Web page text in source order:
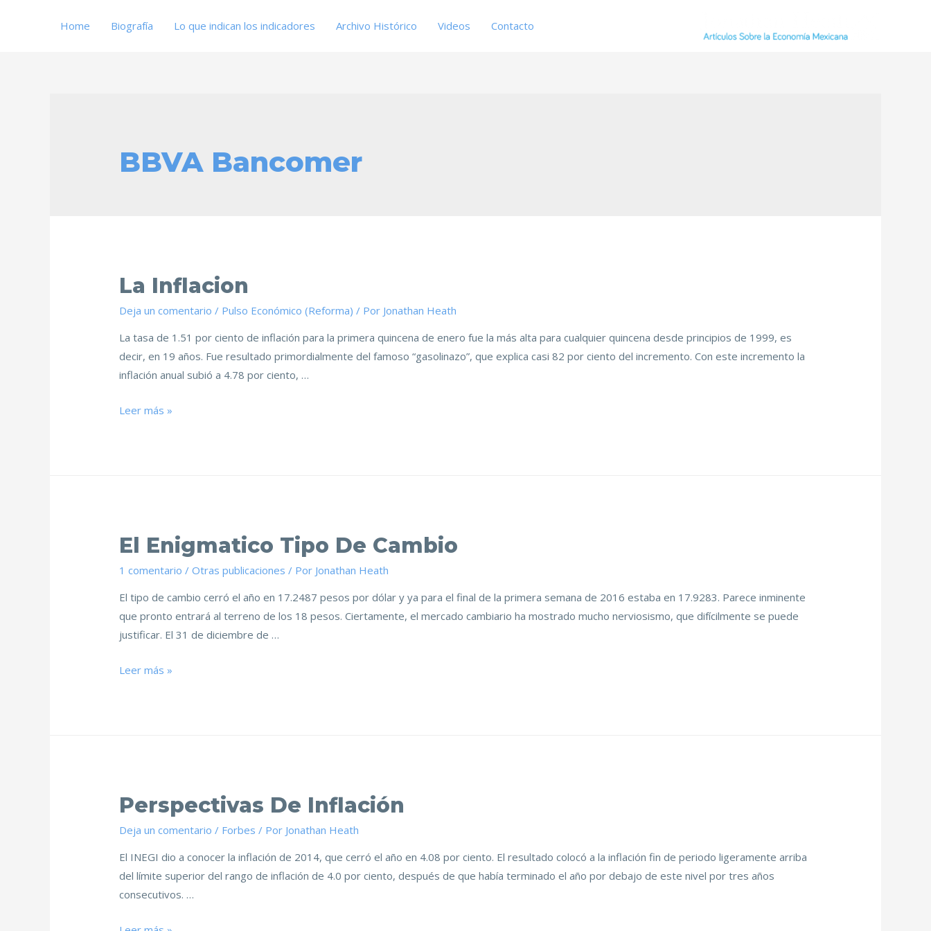
Home Biografía Lo que indican los indicadores Archivo Histórico Videos Contacto
BBVA Bancomer
La Inflacion
Deja un comentario / Pulso Económico (Reforma) / Por Jonathan Heath
La tasa de 1.51 por ciento de inflación para la primera quincena de enero fue la más alta para cualquier quincena desde principios de 1999, es
decir, en 19 años. Fue resultado primordialmente del famoso “gasolinazo”, que explica casi 82 por ciento del incremento. Con este incremento la
inflación anual subió a 4.78 por ciento, …
Leer más »
El Enigmatico Tipo De Cambio
1 comentario /Otras publicaciones / Por Jonathan Heath
El tipo de cambio cerró el año en 17.2487 pesos por dólar y ya para el final de la primera semana de 2016 estaba en 17.9283. Parece inminente
que pronto entrará al terreno de los 18 pesos. Ciertamente, el mercado cambiario ha mostrado mucho nerviosismo, que difícilmente se puede
justificar. El 31 de diciembre de …
Leer más »
Perspectivas De Inflación
Deja un comentario / Forbes / Por Jonathan Heath
El INEGI dio a conocer la inflación de 2014, que cerró el año en 4.08 por ciento. El resultado colocó a la inflación fin de periodo ligeramente arriba
del límite superior del rango de inflación de 4.0 por ciento, después de que había terminado el año por debajo de este nivel por tres años
consecutivos. …